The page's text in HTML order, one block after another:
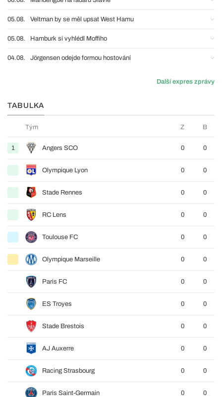
05.08. Veltman by se měl upsat West Hamu
05.08. Hamburk si vyhlédl Moffiho
04.08. Jörgensen odejde formou hostování
Další expres zprávy
TABULKA
Tým Z B
1 Angers SCO 0 0
Olympique Lyon 0 0
Stade Rennes 0 0
RC Lens 0 0
Toulouse FC 0 0
Olympique Marseille 0 0
Paris FC 0 0
ES Troyes 0 0
Stade Brestois 0 0
AJ Auxerre 0 0
Racing Strasbourg 0 0
Paris Saint-Germain 0 0